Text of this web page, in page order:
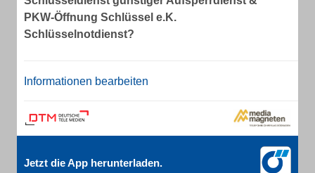
PKW-Öffnung Schlüssel e.K.
Schlüsselnotdienst?
Informationen bearbeiten
Jetzt die App herunterladen.